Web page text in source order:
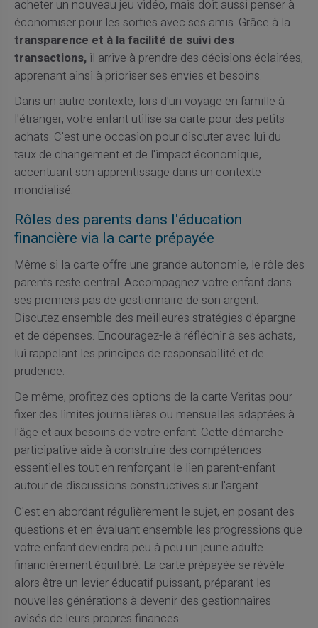
acheter un nouveau jeu vidéo, mais doit aussi penser à
économiser pour les sorties avec ses amis. Grâce à la
transparence et à la facilité de suivi des
transactions,il arrive à prendre des décisions éclairées,
apprenant ainsi à prioriser ses envies et besoins.
Dans un autre contexte, lors d'un voyage en famille à
l'étranger, votre enfant utilise sa carte pour des petits
achats. C'est une occasion pour discuter avec lui du
taux de changement et de l'impact économique,
accentuant son apprentissage dans un contexte
mondialisé.
Rôles des parents dans l'éducation
financière via la carte prépayée
Même si la carte offre une grande autonomie, le rôle des
parents reste central. Accompagnez votre enfant dans
ses premiers pas de gestionnaire de son argent.
Discutez ensemble des meilleures stratégies d'épargne
et de dépenses. Encouragez-le à réfléchir à ses achats,
lui rappelant les principes de responsabilité et de
prudence.
De même, profitez des options de la carte Veritas pour
fixer des limites journalières ou mensuelles adaptées à
l'âge et aux besoins de votre enfant. Cette démarche
participative aide à construire des compétences
essentielles tout en renforçant le lien parent-enfant
autour de discussions constructives sur l'argent.
C'est en abordant régulièrement le sujet, en posant des
questions et en évaluant ensemble les progressions que
votre enfant deviendra peu à peu un jeune adulte
financièrement équilibré. La carte prépayée se révèle
alors être un levier éducatif puissant, préparant les
nouvelles générations à devenir des gestionnaires
avisés de leurs propres finances.